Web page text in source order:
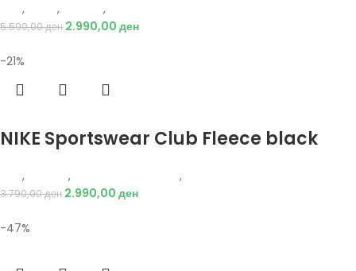
, , ,
5.590,00ден 2.990,00 ден
-21%
NIKE Sportswear Club Fleece black
, , ,
3.790,00ден 2.990,00 ден
-47%